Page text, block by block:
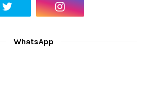
WhatsApp